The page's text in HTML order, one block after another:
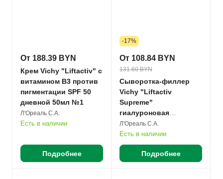
От 188.39 BYN
Крем Vichy "Liftactiv" с
витамином В3 против
пигментации SPF 50
дневной 50мл №1
Л'Ореаль С.А.
Есть в наличии
Подробнее
-17%
От 108.84 BYN
131.60 BYN
Сыворотка-филлер
Vichy "Liftactiv
Supreme"
гиалуроновая
пролонгированного
действия 30мл №1
Л'Ореаль С.А.
Есть в наличии
Подробнее